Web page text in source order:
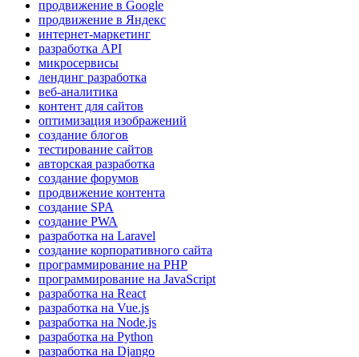
продвижение в Google
продвижение в Яндекс
интернет-маркетинг
разработка API
микросервисы
лендинг разработка
веб-аналитика
контент для сайтов
оптимизация изображений
создание блогов
тестирование сайтов
авторская разработка
создание форумов
продвижение контента
создание SPA
создание PWA
разработка на Laravel
создание корпоративного сайта
программирование на PHP
программирование на JavaScript
разработка на React
разработка на Vue.js
разработка на Node.js
разработка на Python
разработка на Django